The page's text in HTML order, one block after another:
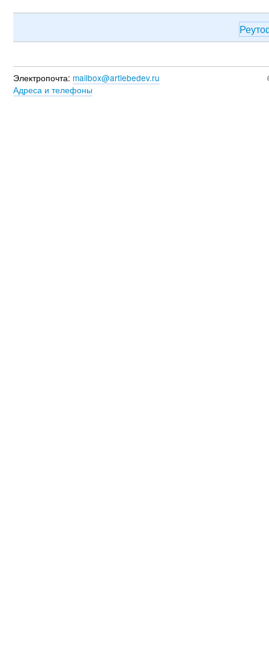
Электропочта: mailbox@artlebedev.ru
Адреса и телефоны